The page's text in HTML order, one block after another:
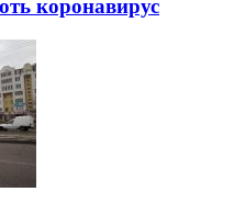
коронавирус